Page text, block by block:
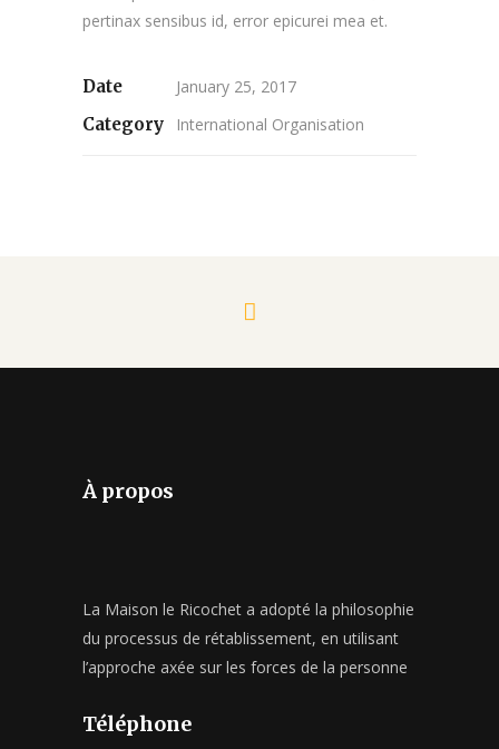
pertinax sensibus id, error epicurei mea et.
Date
January 25, 2017
Category
International Organisation
À propos
La Maison le Ricochet a adopté la philosophie
du processus de rétablissement, en utilisant
l’approche axée sur les forces de la personne
Téléphone